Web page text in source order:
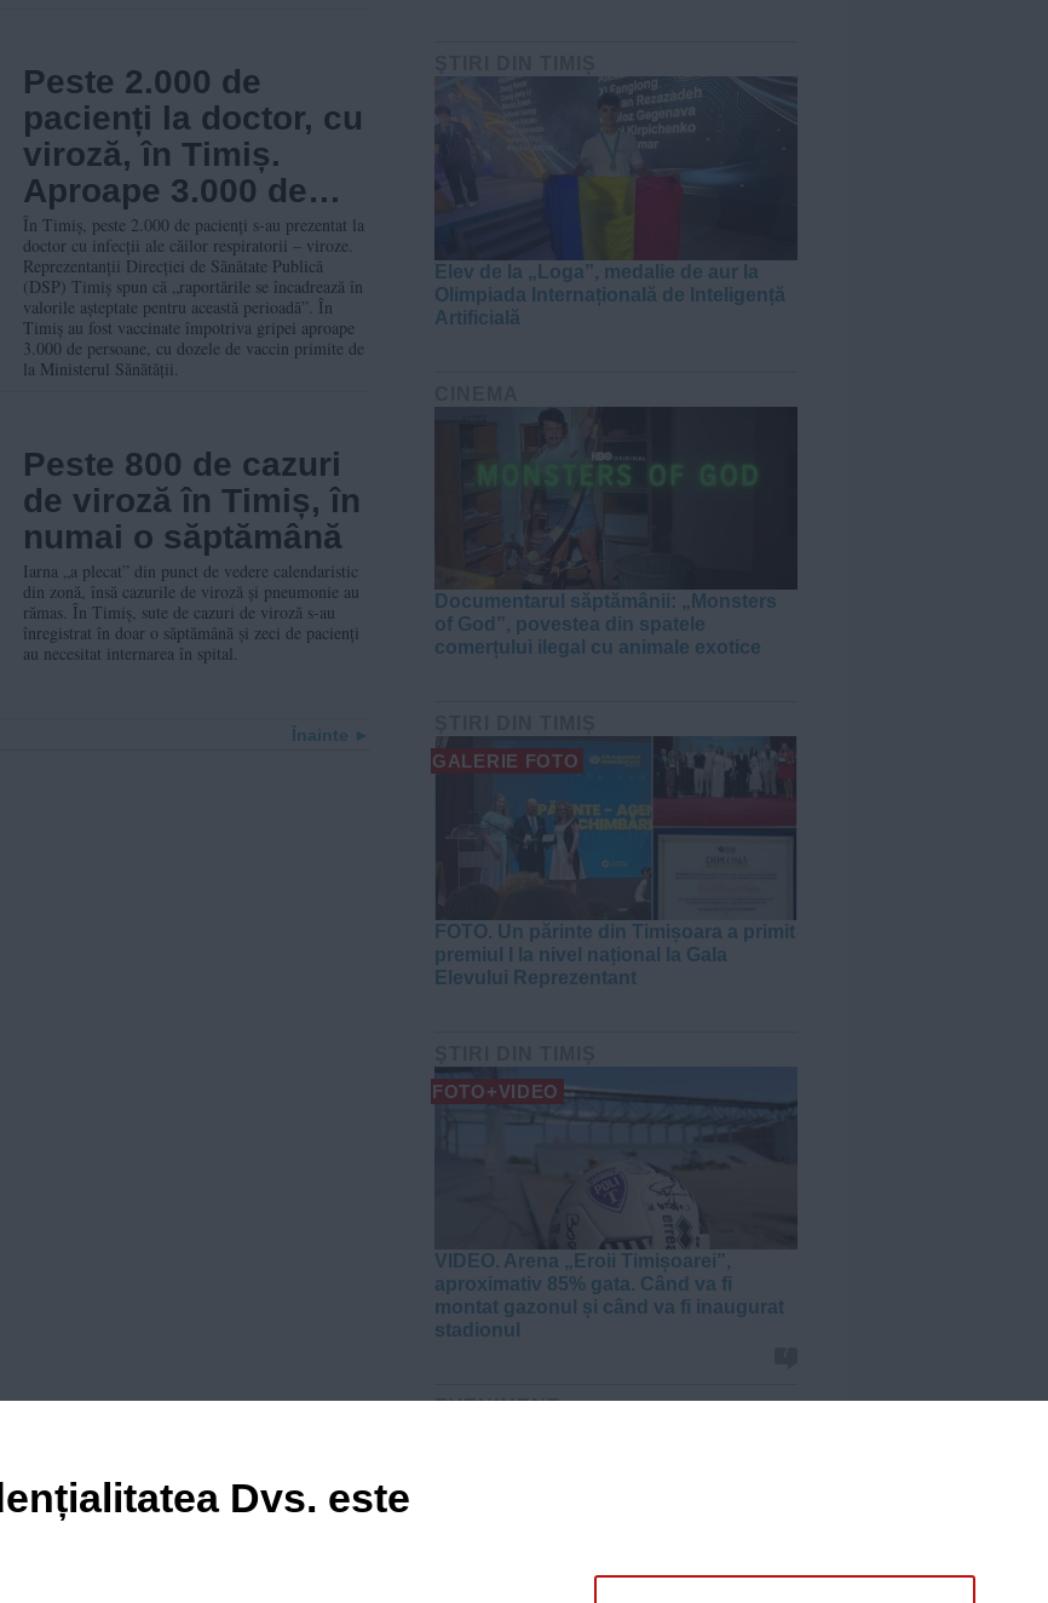
Peste 2.000 de
pacienți la doctor, cu
viroză, în Timiș.
Aproape 3.000 de
persoane au fost
vaccinate antigripal
În Timiș, peste 2.000 de pacienți s-au prezentat la
doctor cu infecții ale căilor respiratorii – viroze.
Reprezentanții Direcției de Sănătate Publică
(DSP) Timiș spun că „raportările se încadrează în
valorile așteptate pentru această perioadă”. În
Timiș au fost vaccinate împotriva gripei aproape
3.000 de persoane, cu dozele de vaccin primite de
la Ministerul Sănătății.
Peste 800 de cazuri
de viroză în Timiș, în
numai o săptămână
Iarna „a plecat” din punct de vedere calendaristic
din zonă, însă cazurile de viroză și pneumonie au
rămas. În Timiș, sute de cazuri de viroză s-au
înregistrat în doar o săptămână și zeci de pacienți
au necesitat internarea în spital.
Înainte
Elev de la „Loga”, medalie de aur la
Olimpiada Internațională de Inteligență
Artificială
Documentarul săptămânii: „Monsters
of God”, povestea din spatele
comerțului ilegal cu animale exotice
GALERIE FOTO
FOTO. Un părinte din Timișoara a primit
premiul I la nivel național la Gala
Elevului Reprezentant
FOTO+VIDEO
VIDEO. Arena „Eroii Timișoarei”,
aproximativ 85% gata. Când va fi
montat gazonul și când va fi inaugurat
stadionul
EVENIMENT
Dvs. este